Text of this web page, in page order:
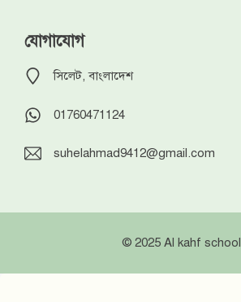
যোগাযোগ
সিলেট, বাংলাদেশ
01760471124
suhelahmad9412@gmail.com
© 2025 Al kahf school